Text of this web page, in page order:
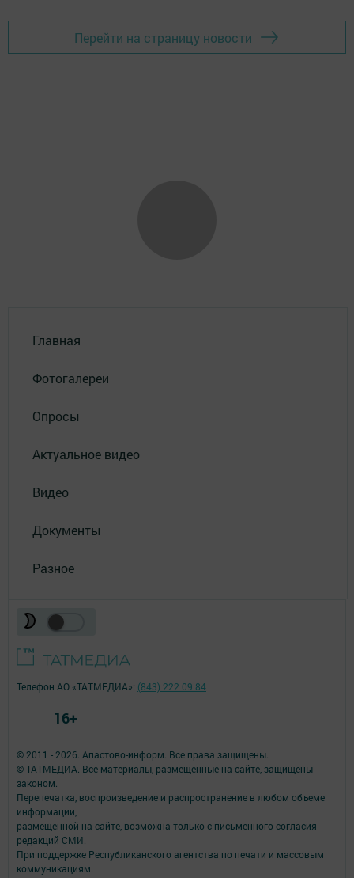
Перейти на страницу новости
Главная
Фотогалереи
Опросы
Актуальное видео
Видео
Документы
Разное
© 2011 - 2026. Апастово-информ. Все права защищены.
© ТАТМЕДИА. Все материалы, размещенные на сайте, защищены
законом.
Перепечатка, воспроизведение и распространение в любом объеме
информации,
размещенной на сайте, возможна только с письменного согласия
редакций СМИ.
При поддержке Республиканского агентства по печати и массовым
коммуникациям.
Телефон АО «ТАТМЕДИА»: (843) 222 09 84
16+